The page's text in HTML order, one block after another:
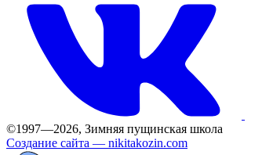
©1997—2026, Зимняя пущинская школа
Создание сайта — nikitakozin.com